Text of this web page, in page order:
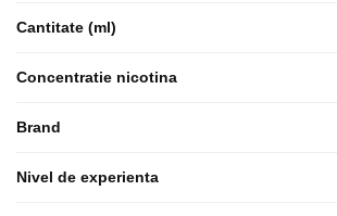
Cantitate (ml)
Concentratie nicotina
Brand
Nivel de experienta